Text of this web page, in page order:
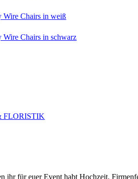
Wire Chairs in weiß
Wire Chairs in schwarz
FLORISTIK
ihr für euer Event habt Hochzeit,